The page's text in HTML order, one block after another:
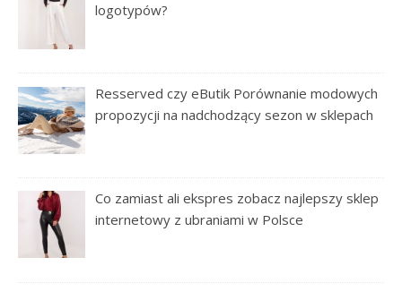
logotypów?
Resserved czy eButik Porównanie modowych
propozycji na nadchodzący sezon w sklepach
Co zamiast ali ekspres zobacz najlepszy sklep
internetowy z ubraniami w Polsce